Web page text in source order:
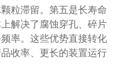
粒滞留。第五是长寿命
解决了腐蚀穿孔、碎片
率。这些优势直接转化
收率、更长的装置运行